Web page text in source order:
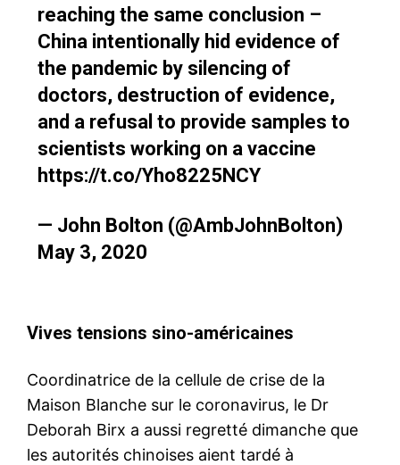
reaching the same conclusion –
China intentionally hid evidence of
the pandemic by silencing of
doctors, destruction of evidence,
and a refusal to provide samples to
scientists working on a vaccine
https://t.co/Yho8225NCY
— John Bolton (@AmbJohnBolton)
May 3, 2020
Vives tensions sino-américaines
Coordinatrice de la cellule de crise de la
Maison Blanche sur le coronavirus, le Dr
Deborah Birx a aussi regretté dimanche que
les autorités chinoises aient tardé à